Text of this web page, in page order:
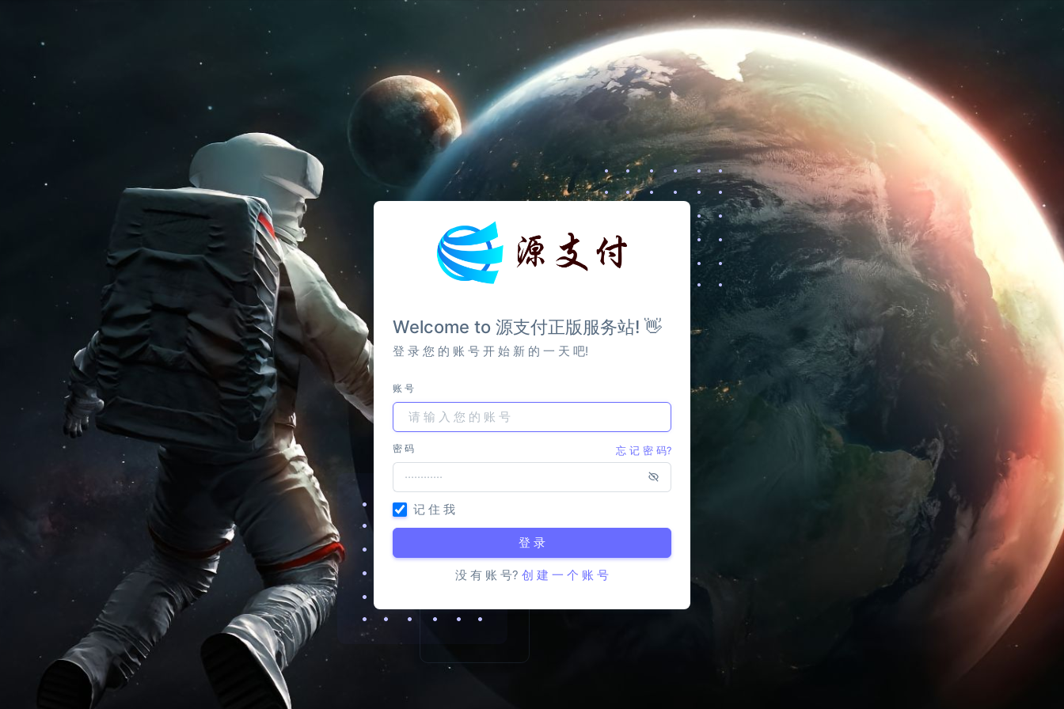
Welcome to 源支付正版服务站! 👋
登 录 您 的 账 号 开 始 新 的 一 天 吧!
账 号
密 码 忘 记 密 码?
记 住 我
登 录
没 有 账 号? 创 建 一 个 账 号